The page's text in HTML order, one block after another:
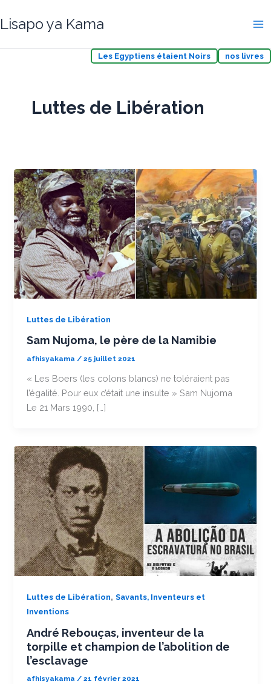
au
contenu
Lisapo ya Kama
nos livres
Les Egyptiens étaient Noirs
Luttes de Libération
Luttes de Libération
Sam Nujoma, le père de la Namibie
afhisyakama/25 juillet 2021
« Les Boers (les colons blancs) ne toléraient pas
l’égalité. Pour eux c’était une insulte » Sam Nujoma
Le 21 Mars 1990, […]
Luttes de Libération,Savants, Inventeurs et
Inventions
André Rebouças, inventeur de la
torpille et champion de l’abolition de
l’esclavage
afhisyakama/21 février 2021